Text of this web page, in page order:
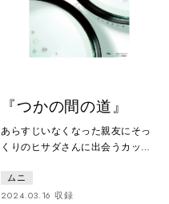
含んだ未完成の言葉の集合体だっ
た。4人は残された言葉を聞き、そ
れぞれの欲望について語りはじめ
『つかの間の道』
あらすじいなくなった親友にそっ
くりのヒサダさんに出会うカップ
ている女、近所に住むおばさん。
日常がちょっと変に歪んでいく、
ムニ
2024.03.16 収録